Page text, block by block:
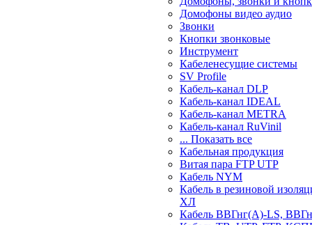
Домофоны видео аудио
Звонки
Кнопки звонковые
Инструмент
Кабеленесущие системы
SV Profile
Кабель-канал DLP
Кабель-канал IDEAL
Кабель-канал METRA
Кабель-канал RuVinil
... Показать все
Кабельная продукция
Витая пара FTP UTP
Кабель NYM
Кабель в резиновой
ХЛ
Кабель ВВГнг(А)-LS,